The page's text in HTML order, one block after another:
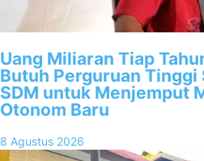
Uang Miliaran Tiap
Butuh Perguruan
SDM untuk Menjemput
Otonom Baru
8 Agustus 2026